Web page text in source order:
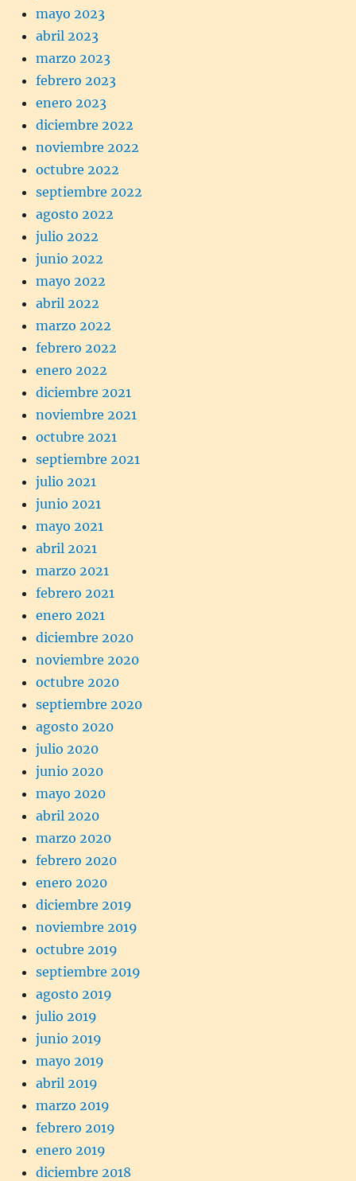
mayo 2023
abril 2023
marzo 2023
febrero 2023
enero 2023
diciembre 2022
noviembre 2022
octubre 2022
septiembre 2022
agosto 2022
julio 2022
junio 2022
mayo 2022
abril 2022
marzo 2022
febrero 2022
enero 2022
diciembre 2021
noviembre 2021
octubre 2021
septiembre 2021
julio 2021
junio 2021
mayo 2021
abril 2021
marzo 2021
febrero 2021
enero 2021
diciembre 2020
noviembre 2020
octubre 2020
septiembre 2020
agosto 2020
julio 2020
junio 2020
mayo 2020
abril 2020
marzo 2020
febrero 2020
enero 2020
diciembre 2019
noviembre 2019
octubre 2019
septiembre 2019
agosto 2019
julio 2019
junio 2019
mayo 2019
abril 2019
marzo 2019
febrero 2019
enero 2019
diciembre 2018